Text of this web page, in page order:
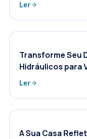
Ler
Transforme Seu
Hidráulicos para
Ler
A Sua Casa